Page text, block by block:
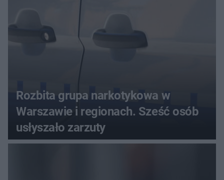
Rozbita grupa narkotykowa w
Warszawie i regionach. Sześć osób
usłyszało zarzuty